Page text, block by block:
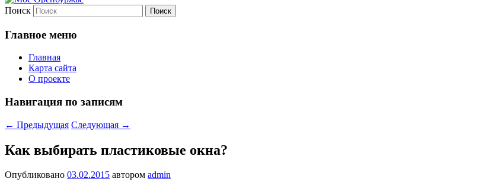
Поиск
Главное меню
Главная
Карта сайта
О проекте
Навигация по записям
← Предыдущая Следующая →
Как выбирать пластиковые окна?
Опубликовано 03.02.2015 автором admin